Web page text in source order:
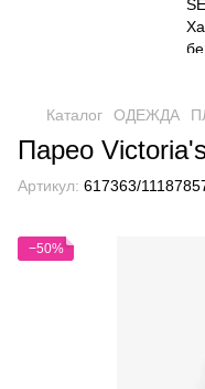
Каталог ОДЕЖДА
Парео
Артикул: 617363/
−50%